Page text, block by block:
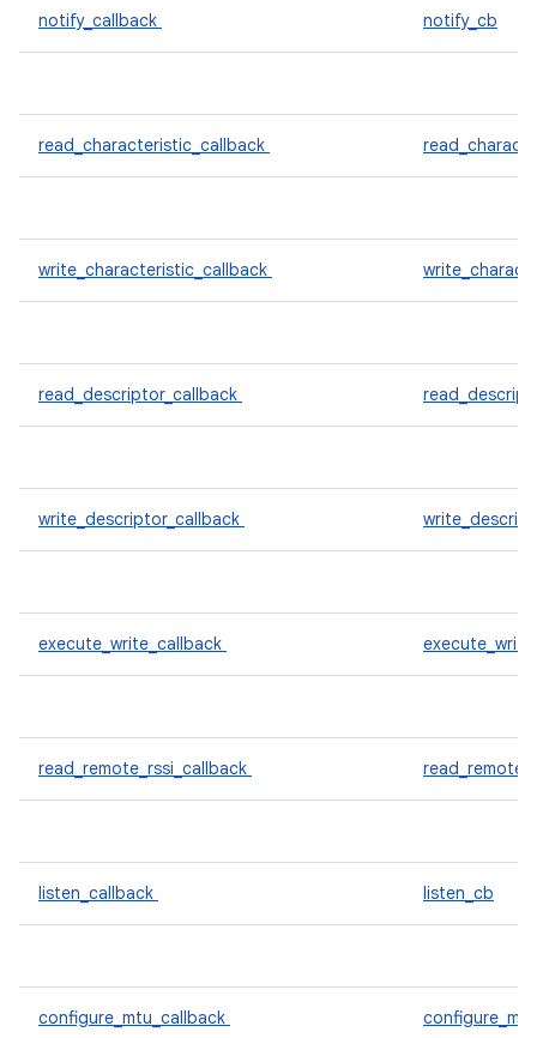
notify_callback notify_cb
read_characteristic_callback
write_characteristic_callback
read_descriptor_callback
write_descriptor_callback
execute_write_callback
read_remote_rssi_callback
listen_callback listen_cb
configure_mtu_callback